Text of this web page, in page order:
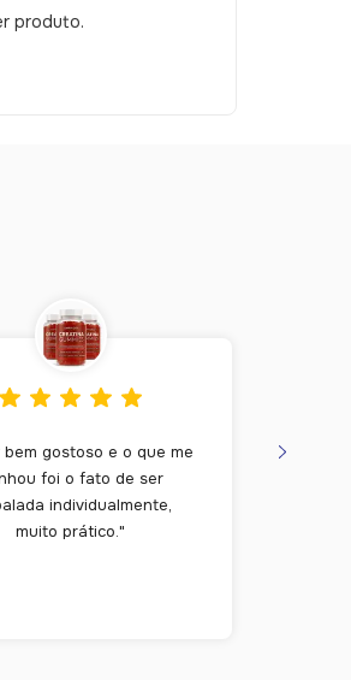
produto.
bem gostoso e o que me
foi o fato de ser
individualmente,
muito prático."